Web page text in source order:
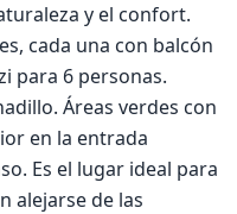
y el confort.
cada una con balcón
para 6 personas.
Áreas verdes con
en la entrada
Es el lugar ideal para
alejarse de las